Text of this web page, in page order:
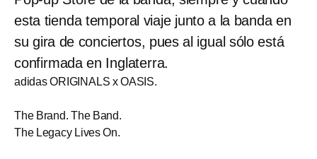
esta tienda temporal viaje junto a la banda en
su gira de conciertos, pues al igual sólo está
confirmada en Inglaterra.
adidas ORIGINALS x OASIS.
The Brand. The Band.
The Legacy Lives On.